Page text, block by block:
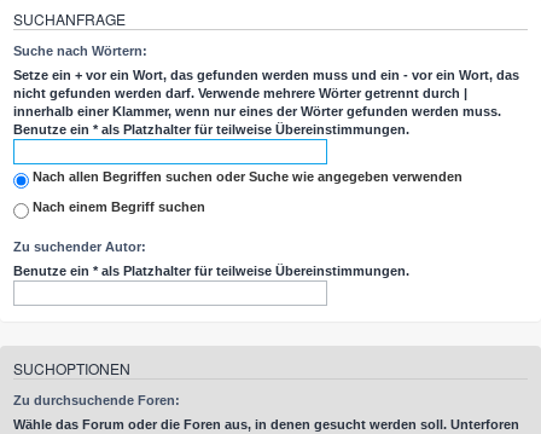
SUCHANFRAGE
Suche nach Wörtern:
Setze ein + vor ein Wort, das gefunden werden muss und ein - vor ein Wort, das
nicht gefunden werden darf. Verwende mehrere Wörter getrennt durch |
innerhalb einer Klammer, wenn nur eines der Wörter gefunden werden muss.
Benutze ein * als Platzhalter für teilweise Übereinstimmungen.
Nach allen Begriffen suchen oder Suche wie angegeben verwenden
Nach einem Begriff suchen
Zu suchender Autor:
Benutze ein * als Platzhalter für teilweise Übereinstimmungen.
SUCHOPTIONEN
Zu durchsuchende Foren:
Wähle das Forum oder die Foren aus, in denen gesucht werden soll. Unterforen